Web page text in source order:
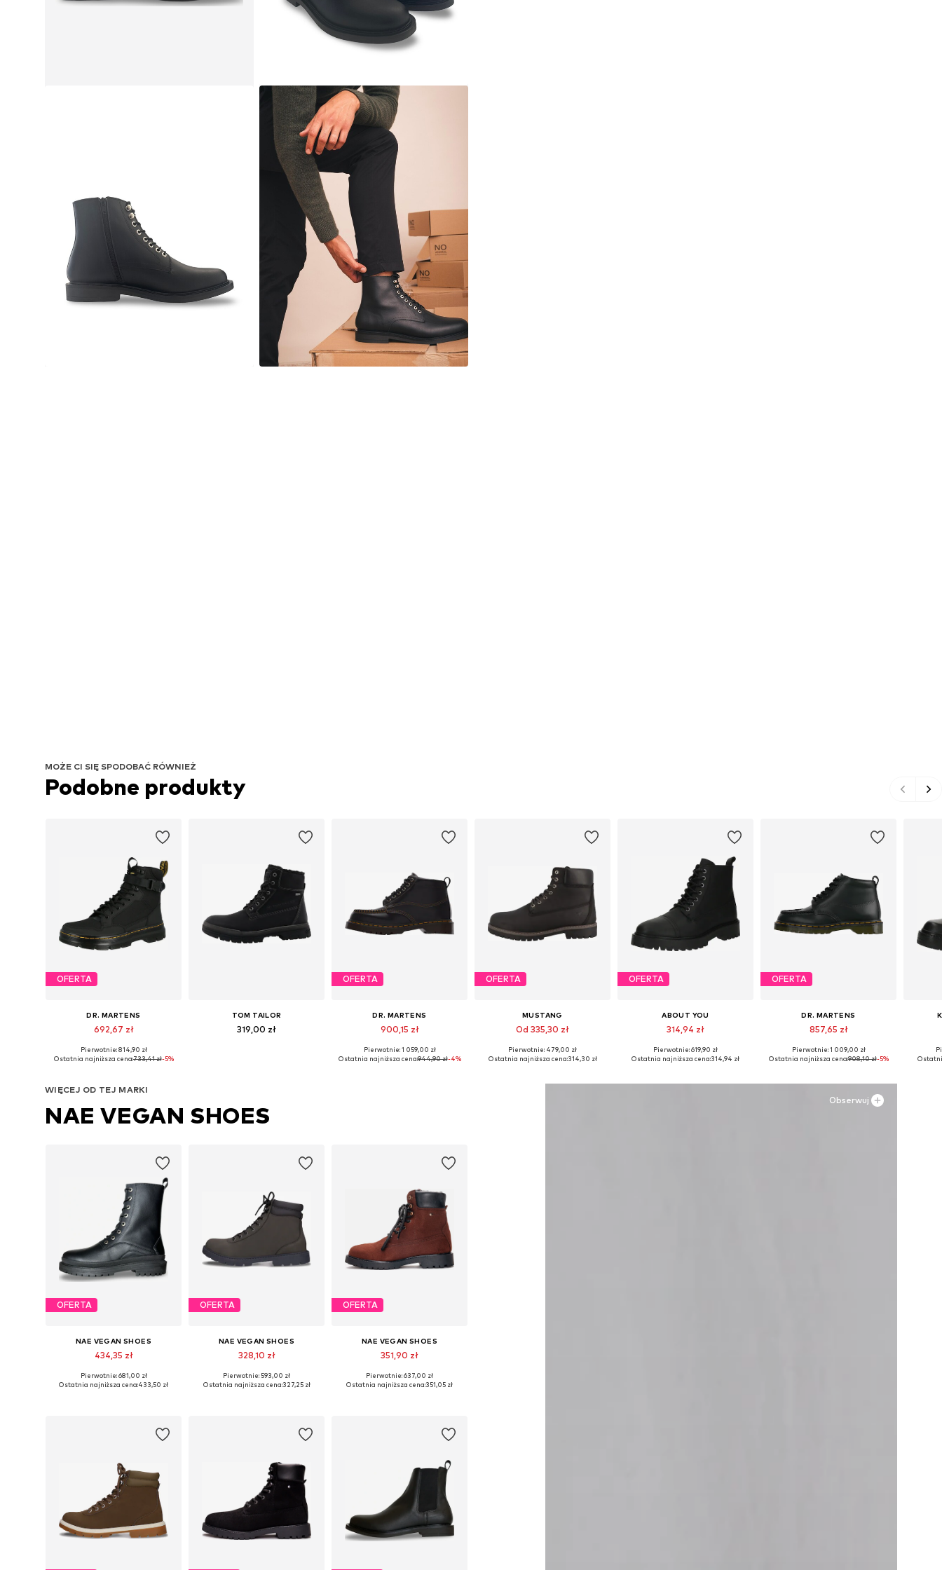
MOŻE CI SIĘ SPODOBAĆ RÓWNIEŻ
Podobne produkty
OFERTA
DR. MARTENS
692,67 zł
Dostępne w różnych rozmiarach
Pierwotnie: 814,90 zł
Ostatnia najniższa cena:733,41 zł-5%
TOM TAILOR
319,00 zł
OFERTA
DR. MARTENS
900,15 zł
Dostępne w różnych rozmiarach
Pierwotnie: 1 059,00 zł
Ostatnia najniższa cena:944,90 zł-4%
OFERTA
MUSTANG
Od 335,30 zł
Pierwotnie: 479,00 zł
Ostatnia najniższa cena:314,30 zł
OFERTA
ABOUT YOU
314,94 zł
Pierwotnie: 619,90 zł
Ostatnia najniższa cena:314,94 zł
OFERTA
DR. MARTENS
857,65 zł
Dostępne w różnych rozmiarach
Pierwotnie: 1 009,00 zł
Ostatnia najniższa cena:908,10 zł-5%
Obserwuj
WIĘCEJ OD TEJ MARKI
NAE VEGAN SHOES
OFERTA
NAE VEGAN SHOES
434,35 zł
Dostępne w różnych rozmiarach
Pierwotnie: 681,00 zł
Ostatnia najniższa cena:433,50 zł
OFERTA
NAE VEGAN SHOES
328,10 zł
Pierwotnie: 593,00 zł
Ostatnia najniższa cena:327,25 zł
OFERTA
NAE VEGAN SHOES
351,90 zł
Dostępne rozmiary: 36, 37, 38, 39
Pierwotnie: 637,00 zł
Ostatnia najniższa cena:351,05 zł